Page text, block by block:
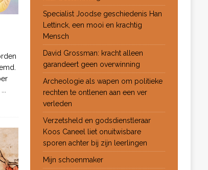
Specialist Joodse geschiedenis Han
Lettinck, een mooi en krachtig
Mensch
David Grossman: kracht alleen
garandeert geen overwinning
Archeologie als wapen om politieke
rechten te ontlenen aan een ver
verleden
Verzetsheld en godsdienstleraar
Koos Caneel liet onuitwisbare
sporen achter bij zijn leerlingen
Mijn schoenmaker